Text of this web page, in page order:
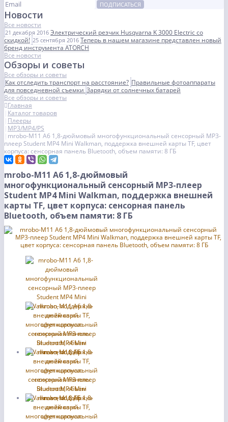
ПОДПИСАТЬСЯ
Новости
Все новости
21 декабря 2016 Электрический резчик Husqvarna K 3000 Electric со
скидкой! 25 сентября 2016 Теперь в нашем магазине представлен новый
бренд инструмента ATORCH
Все новости
Обзоры и советы
Все обзоры и советы
Как отследить транспорт на расстояние? Правильные фотоаппараты
для повседневной съемкиЗарядки от солнечных батарей
Все обзоры и советы
Главная
Каталог товаров
Плееры
MP3/MP4/PS
mrobo-M11 A6 1,8-дюймовый многофункциональный сенсорный MP3-
плеер Student MP4 Mini Walkman, поддержка внешней карты TF, цвет
корпуса: сенсорная панель Bluetooth, объем памяти: 8 ГБ
mrobo-M11 A6 1,8-дюймовый
многофункциональный сенсорный MP3-плеер
Student MP4 Mini Walkman, поддержка внешней
карты TF, цвет корпуса: сенсорная панель
Bluetooth, объем памяти: 8 ГБ